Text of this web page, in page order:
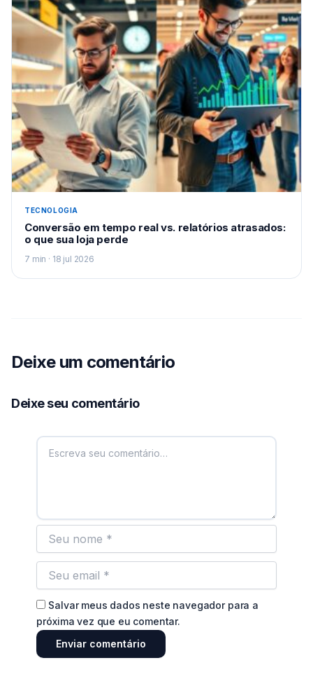
TECNOLOGIA
Conversão em tempo real vs. relatórios atrasados:
o que sua loja perde
7 min · 18 jul 2026
Deixe um comentário
Deixe seu comentário
Salvar meus dados neste navegador para a
próxima vez que eu comentar.